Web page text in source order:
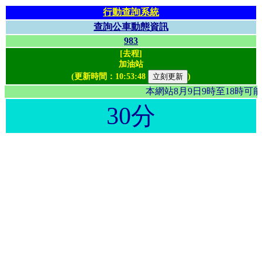
行動查詢系統
查詢公車動態資訊
983
[去程]
加油站
(更新時間： 10:53:48 )
本網站8月9日9時至18
30分